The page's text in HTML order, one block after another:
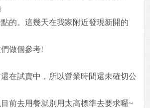
的。這幾天在我家附近發現新開的
做個參考!
在試賣中，所以營業時間還未確切公
前去用餐就別用太高標準去要求囉~